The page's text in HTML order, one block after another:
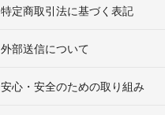
特定商取引法に基づく表記
外部送信について
安心・安全のための取り組み